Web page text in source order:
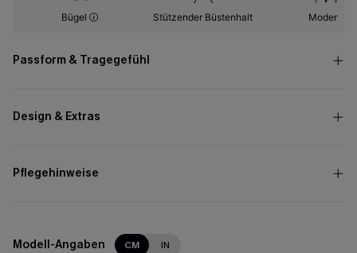
Bügel Stützender Büstenhalt Modern
Passform & Tragegefühl
Design & Extras
Pflegehinweise
Modell-Angaben CM IN